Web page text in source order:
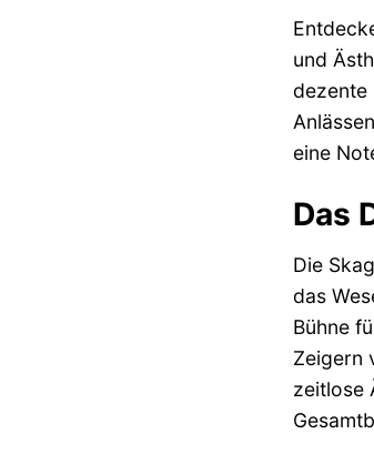
und
dezente
eine
Das
Die
das
Bühne
Zeigern
zeitlose